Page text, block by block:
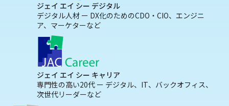
ジェイ エイ シー デジタル
デジタル人材 ー DX化のためのCDO・CIO、エンジニ
ア、マーケターなど
ジェイ エイ シー キャリア
専門性の高い20代 ー デジタル、IT、バックオフィス、
次世代リーダーなど